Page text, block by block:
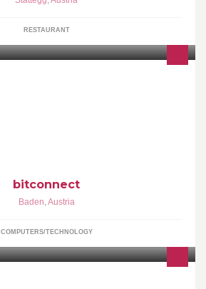
RESTAURANT
bitconnect
Baden,Austria
COMPUTERS/TECHNOLOGY